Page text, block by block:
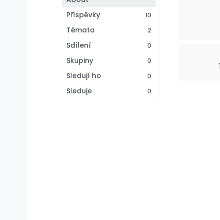
Příspěvky
10
Témata 2
Sdílení 0
Skupiny 0
Sledují ho 0
Sleduje 0